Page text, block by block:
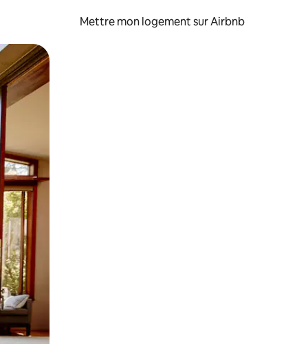
Mettre mon logement sur Airbnb
glisser.